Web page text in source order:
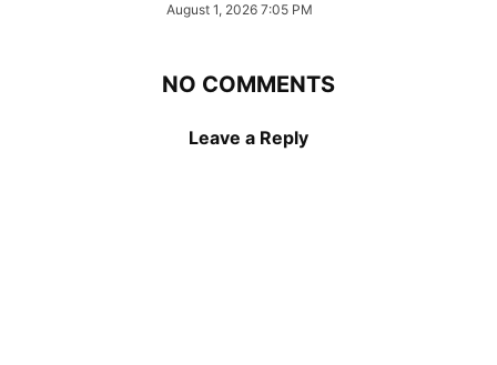
August 1, 2026 7:05 PM
NO COMMENTS
Leave a Reply